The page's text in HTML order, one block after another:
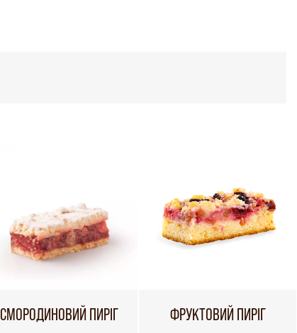
СМОРОДИНОВИЙ ПИРІГ ФРУКТОВИЙ ПИРІГ